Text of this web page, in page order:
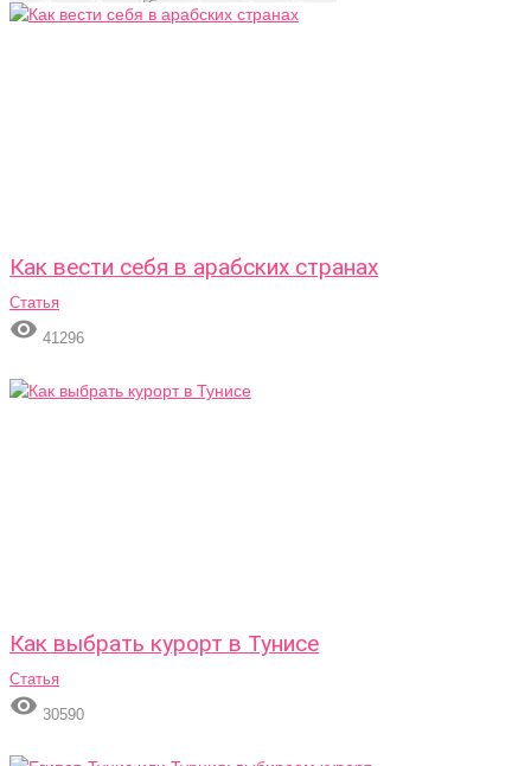
Как вести себя в арабских странах
Статья
 41296
Как выбрать курорт в Тунисе
Статья
 30590